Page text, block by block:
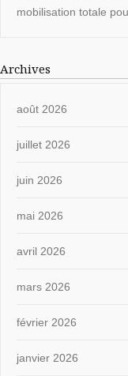
mobilisation totale
Archives
août 2026
juillet 2026
juin 2026
mai 2026
avril 2026
mars 2026
février 2026
janvier 2026